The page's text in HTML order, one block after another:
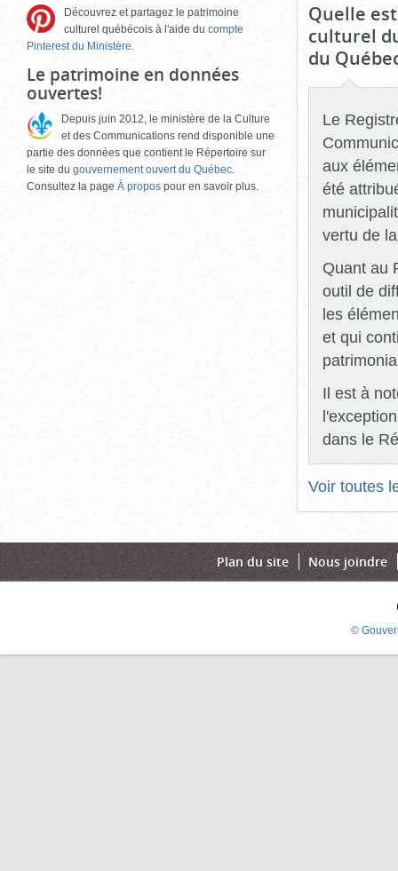
Découvrez et partagez le patrimoine
culturel québécois à l'aide du compte
Pinterest du Ministère.
Le patrimoine en données
ouvertes!
Depuis juin 2012, le ministère de la Culture
et des Communications rend disponible une
partie des données que contient le Répertoire sur
le site du gouvernement ouvert du Québec.
Consultez la page À propos pour en savoir plus.
Quelle
culturel
du
Le
aux
été
vertu de
Quant au
outil de
les
et qui
Il est à
dans le
Voir toutes
Plan du site Nous joindre
©